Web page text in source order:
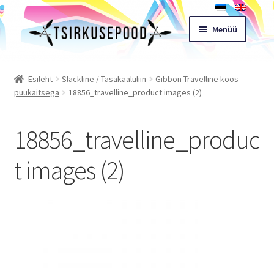
Liigu
navigeerimisele
Liigu
sisu
Menüü
Pood
Ostukorv
Müügitingimused
Esileht Slackline / Tasakaaluliin
Gibbon Travelline koos
puukaitsega
18856_travelline_product images (2)
18856_travelline_produc
t images (2)